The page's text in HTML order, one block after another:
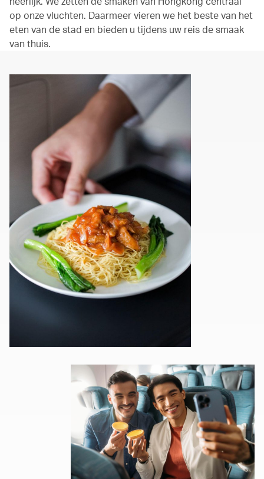
op onze vluchten. Daarmeer vieren we het beste van het
eten van de stad en bieden u tijdens uw reis de smaak
van thuis.